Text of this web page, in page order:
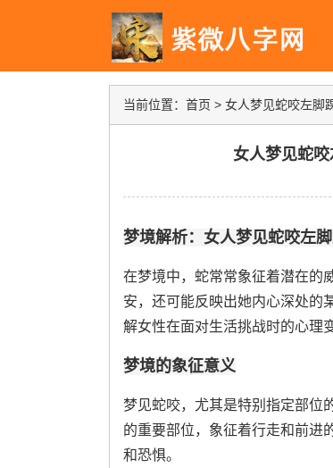
当前位置： 首页 > 女人梦见蛇咬左脚
女人梦见蛇
梦境解析：女人梦见蛇咬左
在梦境中，蛇常常象征着潜在的
安，还可能反映出她内心深处的
解女性在面对生活挑战时的心理
梦境的象征意义
梦见蛇咬，尤其是特别指定部位
的重要部位，象征着行走和前进
和恐惧。